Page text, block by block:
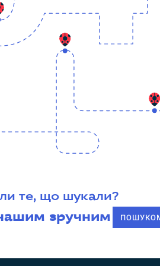
те, що шукали?
зручним